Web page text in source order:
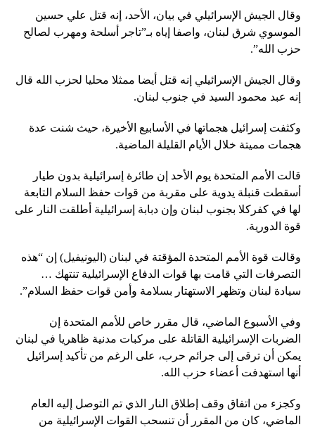
وقال الجيش الإسرائيلي في بيان، الأحد، إنه قتل علي حسين
الموسوي شرق لبنان، واصفا إياه بـ”تاجر أسلحة ومهرب لصالح
حزب الله”.
وقال الجيش الإسرائيلي إنه قتل أيضا ممثلا محليا لحزب الله قال
إنه عبد محمود السيد في جنوب لبنان.
وكثفت إسرائيل هجماتها في الأسابيع الأخيرة، حيث شنت عدة
هجمات مميتة خلال الأيام القليلة الماضية.
قالت الأمم المتحدة يوم الأحد إن طائرة إسرائيلية بدون طيار
أسقطت قنبلة يدوية على مقربة من قوات حفظ السلام التابعة
لها في كفركلا بجنوب لبنان وإن دبابة إسرائيلية أطلقت النار على
قوة الدورية.
وقالت قوة الأمم المتحدة المؤقتة في لبنان (اليونيفيل) إن “هذه
التصرفات التي قامت بها قوات الدفاع الإسرائيلية تنتهك …
سيادة لبنان وتظهر الاستهتار بسلامة وأمن قوات حفظ السلام”.
وفي الأسبوع الماضي، قال مقرر خاص للأمم المتحدة إن
الضربات الإسرائيلية القاتلة على مركبات مدنية ظاهريا في لبنان
يمكن أن ترقى إلى جرائم حرب، على الرغم من تأكيد إسرائيل
أنها استهدفت أعضاء حزب الله.
وكجزء من اتفاق وقف إطلاق النار الذي تم التوصل إليه العام
الماضي، كان من المقرر أن تنسحب القوات الإسرائيلية من